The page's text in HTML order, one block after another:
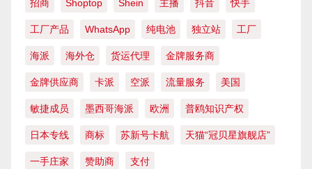
招商 Shoptop Shein 主播 抖音 快手
工厂产品 WhatsApp 纯电池 独立站 工厂
海派 海外仓 货运代理 金牌服务商
金牌供应商 卡派 空派 流量服务 美国
敏捷成员 墨西哥海派 欧洲 普鸥知识产权
日本专线 商标 苏新号卡航 天猫“冠贝星旗舰店”
一手庄家 赞助商 支付